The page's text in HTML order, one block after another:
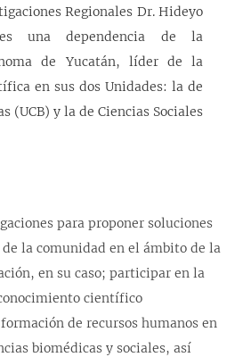
Regionales Dr. Hideyo
una dependencia de la
de Yucatán, líder de la
en sus dos Unidades: la de
(UCB) y la de Ciencias Sociales
para proponer soluciones
la comunidad en el ámbito de la
en su caso; participar en la
científico
de recursos humanos en
biomédicas y sociales, así